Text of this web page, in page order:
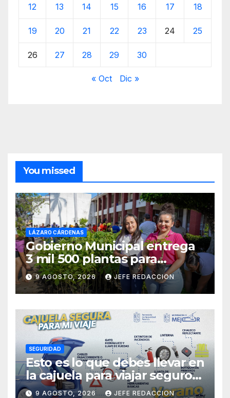
12 13 14 15 16 17 18
19 20 21 22 23 24 25
26 27 28 29 30
« Oct Dic »
You missed
LÁZARO CÁRDENAS
Gobierno Municipal entrega
3 mil 500 plantas para
sumarse a la Jornada
Nacional de Reforestación
9 AGOSTO, 2026 JEFE REDACCION
SEGURIDAD
Esto es lo que debes llevar en
la cajuela para viajar seguro
por carretera
9 AGOSTO, 2026 JEFE REDACCION